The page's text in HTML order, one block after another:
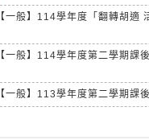
【一般】114學年度「翻轉胡適
【一般】114學年度第二學期課
【一般】113學年度第二學期課